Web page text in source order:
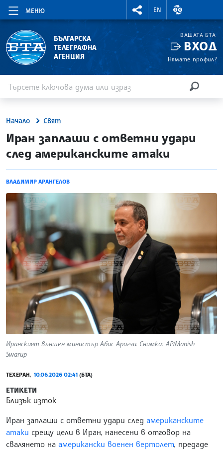
МЕНЮ
RIGHTMENU.SOCIAL
EN
ВАЛУТНИ
БЪЛГАРСКА
ТЕЛЕГРАФНА
АГЕНЦИЯ
ВАШАТА БТА
ВХОД
Нямате профил?
Начало Свят
site.bta
Иран заплаши с ответни удари
след американските атаки
ВЛАДИМИР АРАНГЕЛОВ
Иранският външен министър Абас Арагчи. Снимка: AP/Manish
Swarup
ТЕХЕРАН, 10.06.2026 02:41 (БТА)
ЕТИКЕТИ
Близък изток
Иран заплаши с ответни удари след американските
атаки срещу цели в Иран, нанесени в отговор на
свалянето на американски военен вертолет, предаде